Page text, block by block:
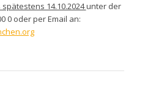
spätestens 14.10.2024unter der
0 oder per Email an: